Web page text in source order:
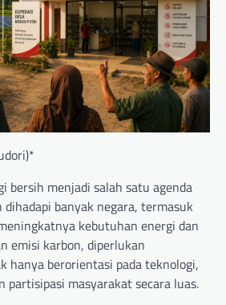
bersih menjadi salah satu agenda
banyak negara, termasuk
kebutuhan energi dan
emisi karbon, diperlukan
hanya berorientasi pada teknologi,
partisipasi masyarakat secara luas.